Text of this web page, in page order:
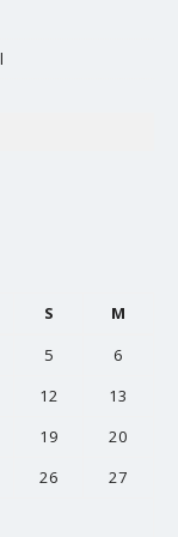
S
M
5
6
12
13
19
20
26
27